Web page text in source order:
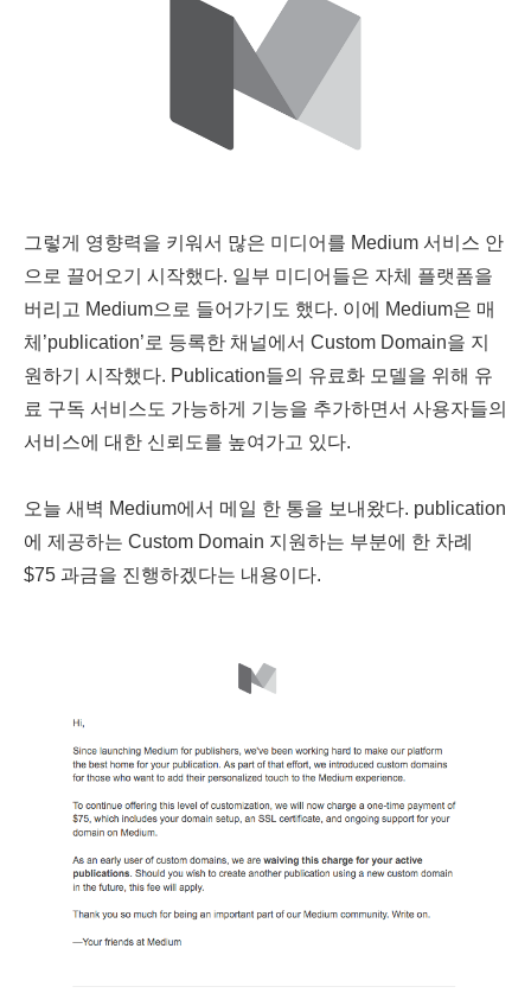
그렇게 영향력을 키워서 많은 미디어를 Medium 서비스 안
으로 끌어오기 시작했다. 일부 미디어들은 자체 플랫폼을
버리고 Medium으로 들어가기도 했다. 이에 Medium은 매
체’publication’로 등록한 채널에서 Custom Domain을 지
원하기 시작했다. Publication들의 유료화 모델을 위해 유
료 구독 서비스도 가능하게 기능을 추가하면서 사용자들의
서비스에 대한 신뢰도를 높여가고 있다.
오늘 새벽 Medium에서 메일 한 통을 보내왔다. publication
에 제공하는 Custom Domain 지원하는 부분에 한 차례
$75 과금을 진행하겠다는 내용이다.